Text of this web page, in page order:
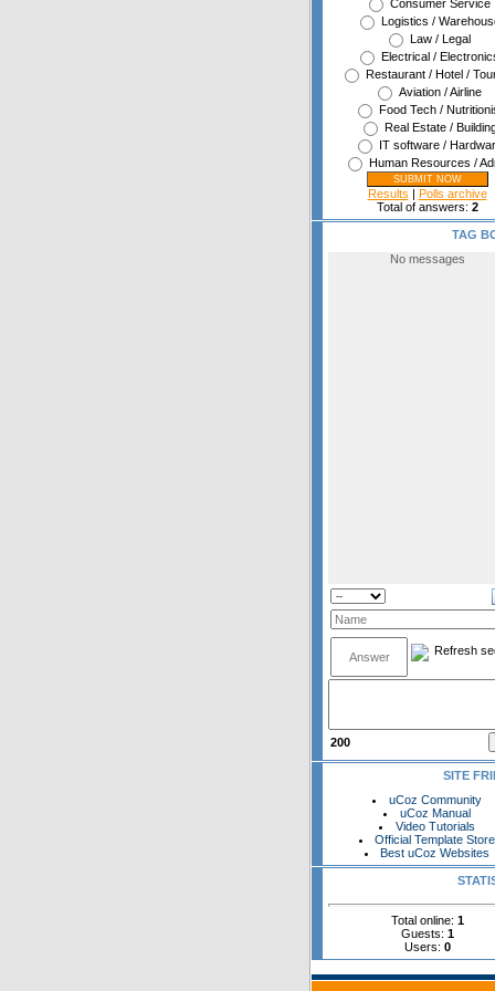
Consumer Service
Logistics /
Law / Legal
Electrical /
Restaurant / Hotel /
Aviation / Airline
Food Tech /
Real Estate /
IT software /
Human Resources /
Results | Polls archive
Total of answers: 2
TAG
200
SITE
uCoz Community
uCoz Manual
Video Tutorials
Official Template Store
Best uCoz Websites
Total online: 1
Guests: 1
Users: 0